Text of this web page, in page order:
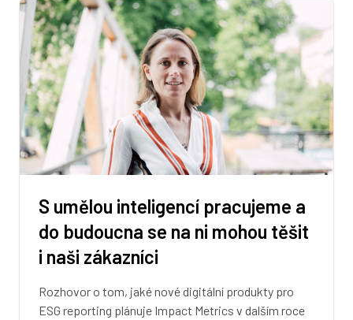
S umělou inteligencí pracujeme a
do budoucna se na ni mohou těšit
i naši zákazníci
Rozhovor o tom, jaké nové digitální produkty pro
ESG reporting plánuje Impact Metrics v dalším roce